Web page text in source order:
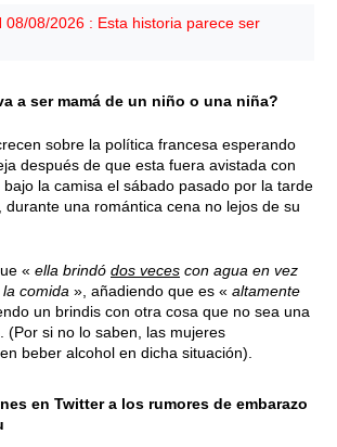
08/08/2026 : Esta historia parece ser
a ser mamá de un niño o una niña?
sobre la política francesa esperando
después de que esta fuera avistada con
la camisa el sábado pasado por la tarde
durante una romántica cena no lejos de su
« ella brindó dos veces con agua en vez
comida », añadiendo que es « altamente
un brindis con otra cosa que no sea una
(Por si no lo saben, las mujeres
beber alcohol en dicha situación).
en Twitter a los rumores de embarazo